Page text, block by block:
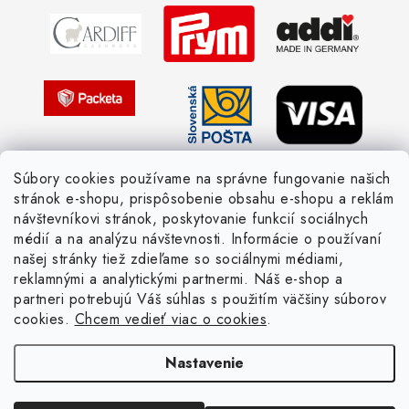
Súbory cookies používame na správne fungovanie našich
stránok e-shopu, prispôsobenie obsahu e-shopu a reklám
návštevníkovi stránok, poskytovanie funkcií sociálnych
médií a na analýzu návštevnosti. Informácie o používaní
našej stránky tiež zdieľame so sociálnymi médiami,
reklamnými a analytickými partnermi. Náš e-shop a
partneri potrebujú Váš súhlas s použitím väčšiny súborov
cookies. Chcem vedieť viac o cookies.
Nastavenie
Žiadosť dotknutej osoby
Pletený slovník anglicky-česky
Pletený slovník česky-anglicky
Vytvoril Shoptet
Žienka domáca. Všetky práva vyhradené.
cookies